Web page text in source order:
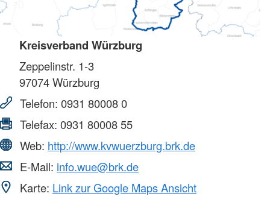
Kreisverband Würzburg
Zeppelinstr. 1-3
97074Würzburg
Telefon: 0931 80008 0
Telefax: 0931 80008 55
Web: http://www.kvwuerzburg.brk.de
E-Mail: info.wue@brk.de
Karte: Link zur Google Maps Ansicht